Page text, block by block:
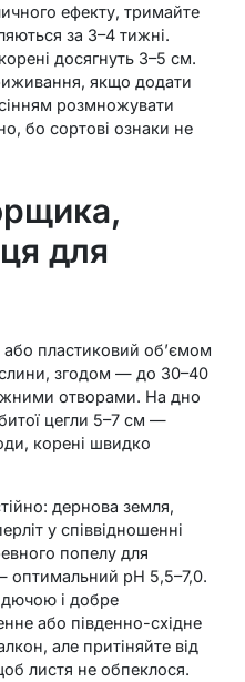
ефекту, тримайте
за 3–4 тижні.
досягнуть 3–5 см.
якщо додати
розмножувати
бо сортові ознаки не
для
пластиковий об’ємом
згодом — до 30–40
отворами. На дно
цегли 5–7 см —
корені швидко
дернова земля,
у співвідношенні
попелу для
оптимальний pH 5,5–7,0.
і добре
або південно-східне
але притіняйте від
листя не обпеклося.